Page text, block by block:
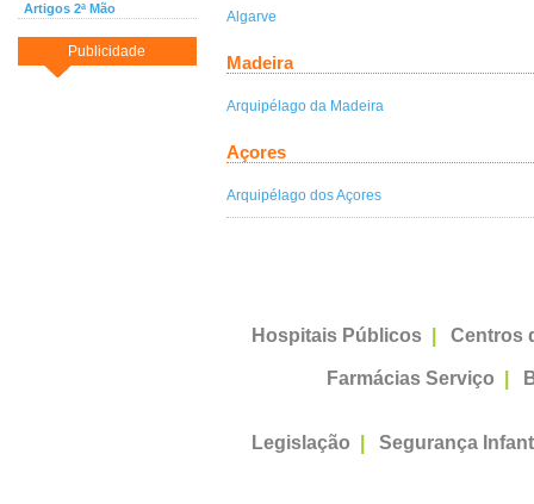
Artigos 2ª Mão
Publicidade
Algarve
Madeira
Arquipélago da Madeira
Açores
Arquipélago dos Açores
Hospitais Públicos Centros
Farmácias Serviço
Legislação Segurança